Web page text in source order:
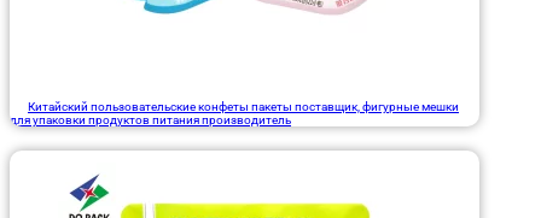
Китайский пользовательские конфеты пакеты поставщик, фигурные мешки
для упаковки продуктов питания производитель